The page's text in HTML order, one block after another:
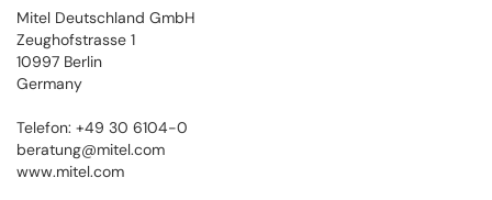
Mitel Deutschland GmbH
Zeughofstrasse 1
10997 Berlin
Germany
Telefon: +49 30 6104-0
beratung@mitel.com
www.mitel.com